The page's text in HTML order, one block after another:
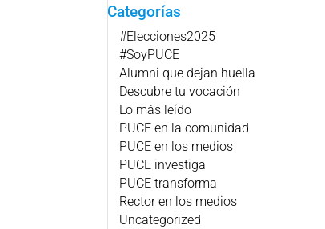
Categorías
#Elecciones2025
#SoyPUCE
Alumni que dejan huella
Descubre tu vocación
Lo más leído
PUCE en la comunidad
PUCE en los medios
PUCE investiga
PUCE transforma
Rector en los medios
Uncategorized